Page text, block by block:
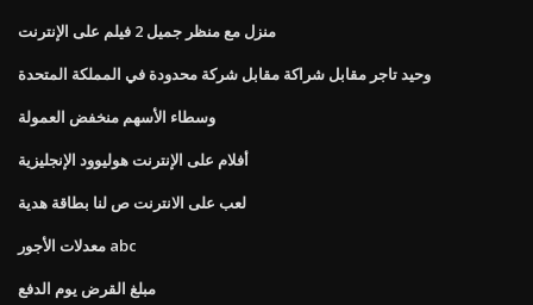
منزل مع منظر جميل 2 فيلم على الإنترنت
وحيد تاجر مقابل شراكة مقابل شركة محدودة في المملكة المتحدة
وسطاء الأسهم منخفض العمولة
أفلام على الإنترنت هوليوود الإنجليزية
لعب على الانترنت ص لنا بطاقة هدية
معدلات الأجور abc
مبلغ القرض يوم الدفع